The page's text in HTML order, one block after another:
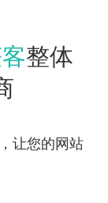
整体
让您的网站